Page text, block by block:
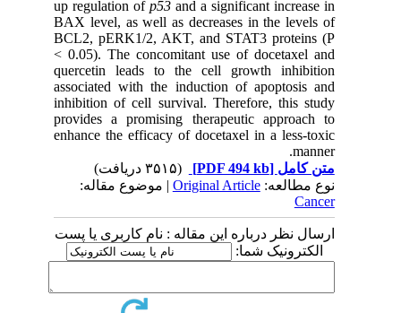
up regulation ofp53and a significant increase in
BAX level, as well as decreases in the levels of
BCL2, pERK1/2, AKT, and STAT3 proteins (P
< 0.05). The concomitant use of docetaxel and
quercetin leads to the cell growth inhibition
associated with the induction of apoptosis and
inhibition of cell survival. Therefore, this study
provides a promising therapeutic approach to
enhance the efficacy of docetaxel in a less-toxic
manner.
متن کامل[PDF 494 kb]
نوع مطالعه:Original Article| موضوع مقاله:
Cancer
ارسال نظر درباره این مقاله : نام کاربری یا پست
الکترونیک شما: